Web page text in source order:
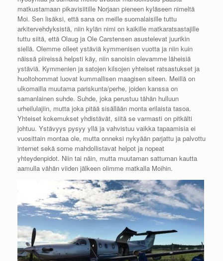
matkustamaan pikavisiitille Norjaan pieneen kyläseen nimeltä
Moi. Sen lisäksi, että sana on meille suomalaisille tuttu
arkitervehdyksistä, niin kylän nimi on kaikille matkaratsastajille
tuttu siitä, että Olaug ja Ole Carstensen asustelevat juurikin
siellä. Olemme olleet ystäviä kymmenisen vuotta ja niin kuin
näissä piireissä helpsti käy, niin sanoisin olevamme läheisiä
ystäviä. Kymmenien ja satojen kilsojen yhteiset ratsastukset ja
huoltohommat luovat kummallisen maagisen siteen. Meillä on
ulkomailla muutama pariskunta/perhe, joiden kanssa on
samanlainen suhde. Suhde, joka perustuu tähän hulluun
urheilulajiin, mutta joka pitää sisällään monta erilaista tasoa.
Yhteiset kokemukset yhdistävät, siitä se varmasti on pitkälti
johtuu. Ystävyys pysyy yllä ja vahvistuu vaikka tapaamisia ei
vuosittain montaa ole, mutta onneksi nykyään parjattu ja palvottu
internet sekä some mahdollistavat helpot ja nopeat
yhteydenpidot. Niin tai näin, mutta muutaman sattuman kautta
aamulla vähän viiden jälkeen olimme matkalla Moihin.